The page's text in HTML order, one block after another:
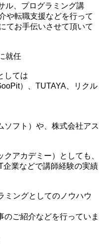
ル、プログラミング講
や転職支援などを行って
てお手伝いさせて頂いて
就任
しては
）、TUTAYA、リクル
ソフト）や、株式会社アス
アカデミー）としても、
業などで講師経験の実績
ミングとしてのノウハウ
のご紹介などを行っていま